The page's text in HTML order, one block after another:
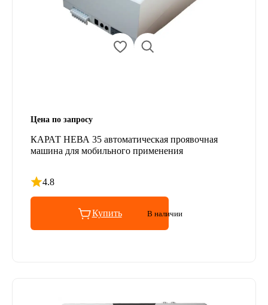
Цена по запросу
КАРАТ НЕВА 35 автоматическая проявочная
машина для мобильного применения
4.8
Рейтинг 4.8 из 5
Купить В наличии